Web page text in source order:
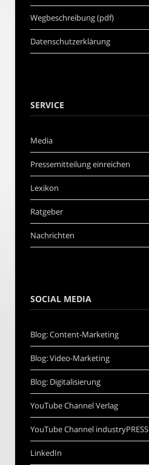
Wegbeschreibung (pdf)
Datenschutzerklärung
SERVICE
Media
Pressemitteilung einreichen
Lexikon
Ratgeber
Nachrichten
SOCIAL MEDIA
Blog: Content-Marketing
Blog: Video-Marketing
Blog: Digitalisierung
YouTube Channel Verlag
YouTube Channel industryPRESS
LinkedIn